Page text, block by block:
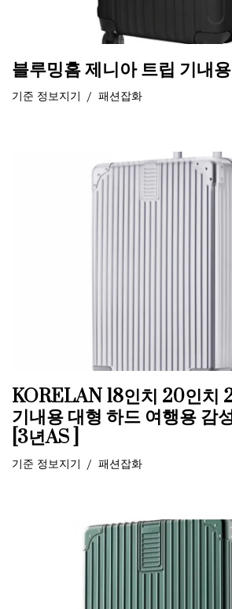
블루밍홈 제니아 트립 기내
기준 정보지기 패션잡화
KORELAN 18인치 20인치
기내용 대형 하드 여행용 감
[3년AS ]
기준 정보지기 패션잡화